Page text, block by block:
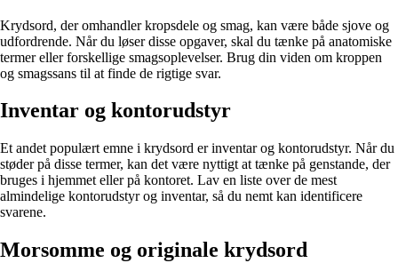
Krydsord, der omhandler kropsdele og smag, kan være både sjove og
udfordrende. Når du løser disse opgaver, skal du tænke på anatomiske
termer eller forskellige smagsoplevelser. Brug din viden om kroppen
og smagssans til at finde de rigtige svar.
Inventar og kontorudstyr
Et andet populært emne i krydsord er inventar og kontorudstyr. Når du
støder på disse termer, kan det være nyttigt at tænke på genstande, der
bruges i hjemmet eller på kontoret. Lav en liste over de mest
almindelige kontorudstyr og inventar, så du nemt kan identificere
svarene.
Morsomme og originale krydsord